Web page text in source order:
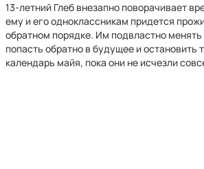
13-летний Глеб внезапно поворачивает
ему и его одноклассникам придется
обратном порядке. Им подвластно
попасть обратно в будущее и остановить
календарь майя, пока они не исчезли